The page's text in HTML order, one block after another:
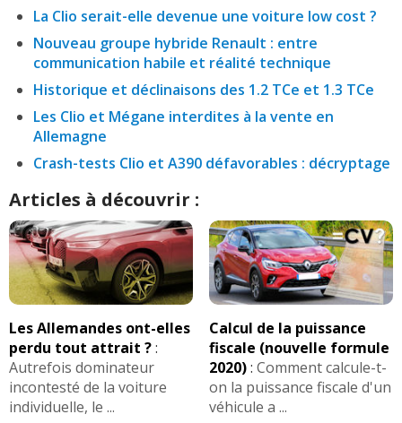
La Clio serait-elle devenue une voiture low cost ?
Nouveau groupe hybride Renault : entre
communication habile et réalité technique
Historique et déclinaisons des 1.2 TCe et 1.3 TCe
Les Clio et Mégane interdites à la vente en
Allemagne
Crash-tests Clio et A390 défavorables : décryptage
Articles à découvrir :
Les Allemandes ont-elles
perdu tout attrait ?:
Autrefois dominateur
incontesté de la voiture
individuelle, le ...
Calcul de la puissance
fiscale (nouvelle formule
2020): Comment calcule-t-
on la puissance fiscale d'un
véhicule a ...